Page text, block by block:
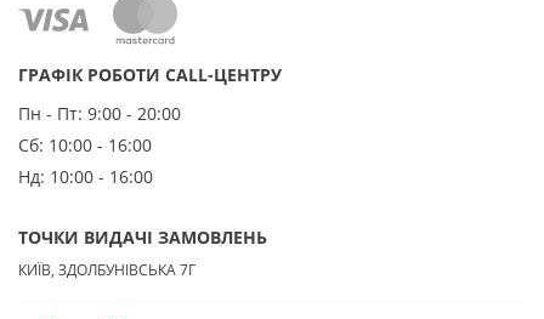
ГРАФІК РОБОТИ CALL-ЦЕНТРУ
Пн - Пт: 9:00 - 20:00
Сб: 10:00 - 16:00
Нд: 10:00 - 16:00
ТОЧКИ ВИДАЧІ ЗАМОВЛЕНЬ
КИЇВ, ЗДОЛБУНІВСЬКА 7Г